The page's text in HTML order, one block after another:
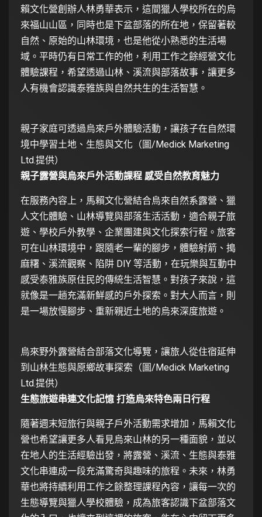
賴文化營創辦人林勇華表示，這間獵人學校所在的烏
來福山山區，同時也是下盆部落的所在地，保留著較
自然、原始的山林環境，也是他從小熟悉的生活場
域。平時仍有日常工作的他，利用工作之餘經營文化
體驗課程，希望透過山林、溪流與部落故事，讓更多
人有機會認識泰雅族與自然共生的生活智慧。
親子家庭可透過烏來戶外體驗活動，讓孩子在自然環
境中學習土地、生態與文化（圖/Medick Marketing
Ltd.提供）
親子露營與烏來戶外活動課程 感受自然教育魅力
在服務內容上，馬賴文化營結合烏來自然系露營、獵
人文化體驗、山林導覽與部落生活活動，適合親子旅
遊、學校戶外教學、企業團建與文化探索行程。旅客
可在山林環境中，跟隨老一輩的腳步，體驗射箭、搗
麻糬、溪流觀察、陷阱 DIY 等活動，在玩樂與互動中
感受泰雅族原住民的傳統生活智慧。對孩子來說，這
就像是一趟充滿新鮮感的戶外探索。對大人而言，則
是一場放慢腳步、重新親近土地的烏來深度旅遊。
烏來野外露營結合部落文化導覽，讓旅人從住宿延伸
到山林生態與原鄉故事探索（圖/Medick Marketing
Ltd.提供）
生態旅遊串連文化記憶 打造烏來特色兩日行程
隨著週末短旅行與親子戶外活動需求增加，馬賴文化
營也希望讓更多人看見烏來山林的另一種面貌，並以
在地人的生活經驗出發，將露營、溪流、生態與泰雅
文化串連成一段充滿驚奇與趣味的旅程。未來，林勇
華也將持續利用工作之餘整理課程內容，讓每一次的
生態導覽與獵人學校體驗，成為旅客認識下盆部落文